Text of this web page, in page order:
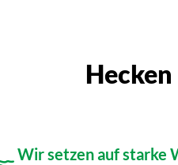
Wir setzen auf starke